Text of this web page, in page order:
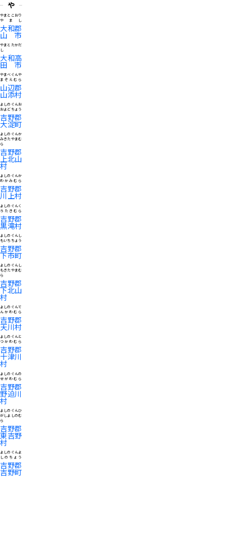
や
大和郡
山市
やまとこおり
やまし
大和高
田市
やまとたかだ
し
山辺郡
山添村
やまべぐんや
まぞえむら
吉野郡
大淀町
よしのぐんお
およどちょう
吉野郡
上北山
村
よしのぐんか
みきたやまむ
ら
吉野郡
川上村
よしのぐんか
わかみむら
吉野郡
黒滝村
よしのぐんく
ろたきむら
吉野郡
下市町
よしのぐんし
もいちちょう
吉野郡
下北山
村
よしのぐんし
もきたやまむ
ら
吉野郡
天川村
よしのぐんて
んかわむら
吉野郡
十津川
村
よしのぐんと
つかわむら
吉野郡
野迫川
村
よしのぐんの
せがわむら
吉野郡
東吉野
村
よしのぐんひ
がしよしのむ
ら
吉野郡
吉野町
よしのぐんよ
しのちょう